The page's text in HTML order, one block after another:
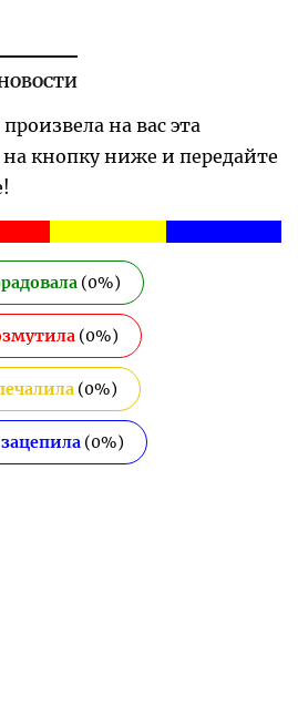
на вас эта
кнопку ниже и передайте
(0%)
(0%)
(0%)
(0%)